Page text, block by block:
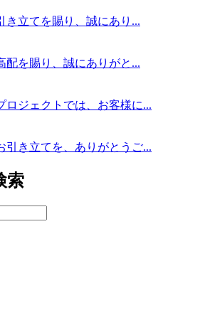
き立てを賜り、誠にあり...
配を賜り、誠にありがと...
ロジェクトでは、お客様に...
引き立てを、ありがとうご...
索